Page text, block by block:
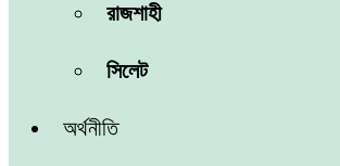
রাজশাহী
সিলেট
অর্থনীতি